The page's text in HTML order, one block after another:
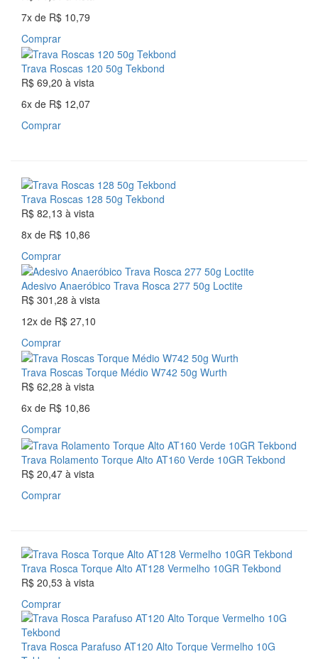
7x de R$ 10,79
Comprar
Trava Roscas 120 50g Tekbond
R$ 69,20 à vista
6x de R$ 12,07
Comprar
Trava Roscas 128 50g Tekbond
R$ 82,13 à vista
8x de R$ 10,86
Comprar
Adesivo Anaeróbico Trava Rosca 277 50g Loctite
R$ 301,28 à vista
12x de R$ 27,10
Comprar
Trava Roscas Torque Médio W742 50g Wurth
R$ 62,28 à vista
6x de R$ 10,86
Comprar
Trava Rolamento Torque Alto AT160 Verde 10GR Tekbond
R$ 20,47 à vista
Comprar
Trava Rosca Torque Alto AT128 Vermelho 10GR Tekbond
R$ 20,53 à vista
Comprar
Trava Rosca Parafuso AT120 Alto Torque Vermelho 10G